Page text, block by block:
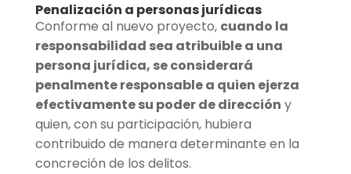
Penalización a personas jurídicas
Conforme al nuevo proyecto, cuando la
responsabilidad sea atribuible a una
persona jurídica, se considerará
penalmente responsable a quien ejerza
efectivamente su poder de dirección y
quien, con su participación, hubiera
contribuido de manera determinante en la
concreción de los delitos.